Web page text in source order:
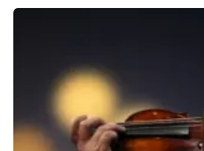
BESTEL NU